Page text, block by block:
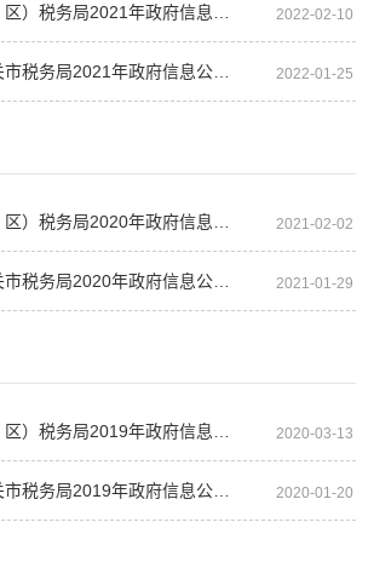
2021年政府信息公开年度报告汇总展示 2022-02-10
局2021年政府信息公开工作年度报告 2022-01-25
2020年政府信息公开年度报告汇总展示 2021-02-02
局2020年政府信息公开工作年度报告 2021-01-29
2019年政府信息公开年度报告汇总展示 2020-03-13
局2019年政府信息公开工作年度报告 2020-01-20